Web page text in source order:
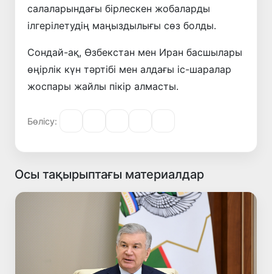
салаларындағы бірлескен жобаларды
ілгерілетудің маңыздылығы сөз болды.
Сондай-ақ, Өзбекстан мен Иран басшылары
өңірлік күн тәртібі мен алдағы іс-шаралар
жоспары жайлы пікір алмасты.
Бөлісу:
Осы тақырыптағы материалдар